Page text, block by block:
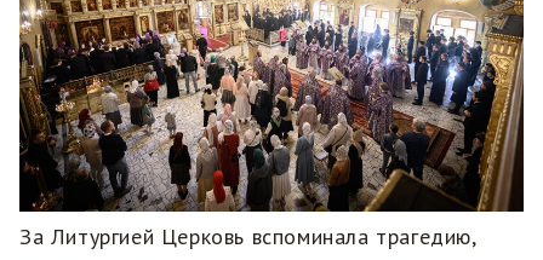
За Литургией Церковь вспоминала трагедию,